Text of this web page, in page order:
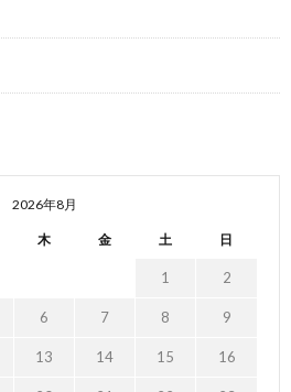
2026年8月
木 金 土 日
1 2
6 7 8 9
13 14 15 16